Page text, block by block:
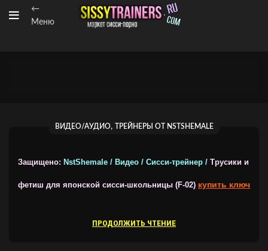
←
Меню
ВИДЕО/АУДИО, ТРЕЙНЕРЫ ОТ NSTSHEMALE
Защищено: NstShemale / Видео / Сисси-трейнер / Трусики и
фетиш для японской сисси-школьницы (F-02) купить ключ
ПРОДОЛЖИТЬ ЧТЕНИЕ